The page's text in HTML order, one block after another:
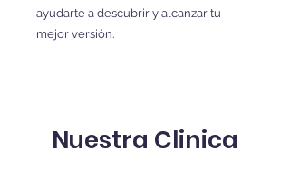
ayudarte a descubrir y alcanzar tu
mejor versión.
Nuestra Clinica